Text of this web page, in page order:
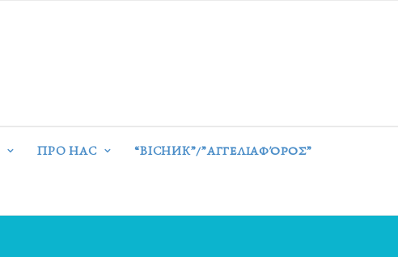
ПРО НАС “ВІСНИК”/”ΑΓΓΕΛΙΑΦΌΡΟΣ”